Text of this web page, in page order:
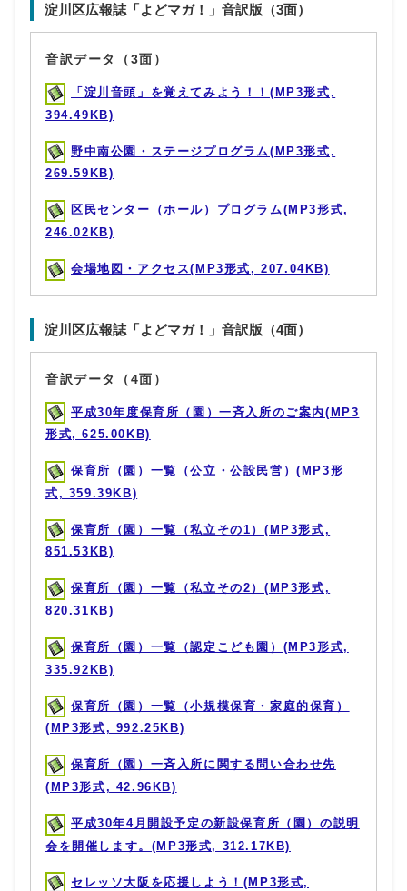
淀川区広報誌「よどマガ！」音訳版（3面）
音訳データ（3面）
「淀川音頭」を覚えてみよう！！(MP3形式,
394.49KB)
野中南公園・ステージプログラム(MP3形式,
269.59KB)
区民センター（ホール）プログラム(MP3形式,
246.02KB)
会場地図・アクセス(MP3形式, 207.04KB)
淀川区広報誌「よどマガ！」音訳版（4面）
音訳データ（4面）
平成30年度保育所（園）一斉入所のご案内(MP3
形式, 625.00KB)
保育所（園）一覧（公立・公設民営）(MP3形
式, 359.39KB)
保育所（園）一覧（私立その1）(MP3形式,
851.53KB)
保育所（園）一覧（私立その2）(MP3形式,
820.31KB)
保育所（園）一覧（認定こども園）(MP3形式,
335.92KB)
保育所（園）一覧（小規模保育・家庭的保育）
(MP3形式, 992.25KB)
保育所（園）一斉入所に関する問い合わせ先
(MP3形式, 42.96KB)
平成30年4月開設予定の新設保育所（園）の説明
会を開催します。(MP3形式, 312.17KB)
セレッソ大阪を応援しよう！(MP3形式,